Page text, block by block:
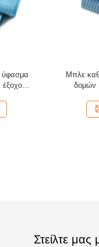
ύφασμα
Μπλε
δομών
Στείλτε μας